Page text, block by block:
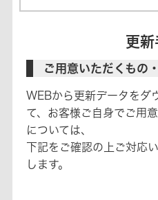
更新
ご用意いただくもの
WEBから更新データをダ
て、お客様ご自身でご用
については、
下記をご確認の上ご対応
します。